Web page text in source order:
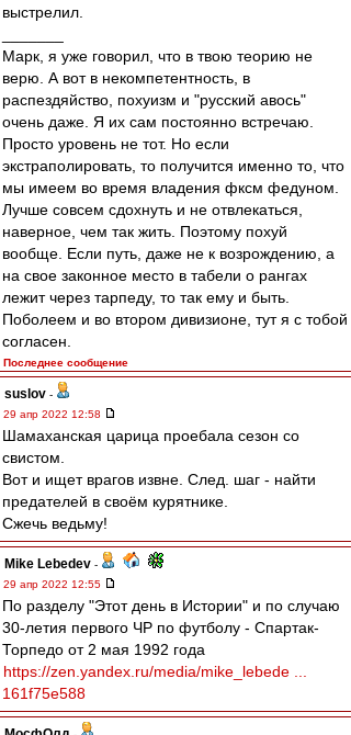
выстрелил.
Марк, я уже говорил, что в твою теорию не
верю. А вот в некомпетентность, в
распездяйство, похуизм и "русский авось"
очень даже. Я их сам постоянно встречаю.
Просто уровень не тот. Но если
экстраполировать, то получится именно то, что
мы имеем во время владения фксм федуном.
Лучше совсем сдохнуть и не отвлекаться,
наверное, чем так жить. Поэтому похуй
вообще. Если путь, даже не к возрождению, а
на свое законное место в табели о рангах
лежит через тарпеду, то так ему и быть.
Поболеем и во втором дивизионе, тут я с тобой
согласен.
Последнее сообщение
suslov -
29 апр 2022 12:58
Шамаханская царица проебала сезон со
свистом.
Вот и ищет врагов извне. След. шаг - найти
предателей в своём курятнике.
Сжечь ведьму!
Mike Lebedev -
29 апр 2022 12:55
По разделу "Этот день в Истории" и по случаю
30-летия первого ЧР по футболу - Спартак-
Торпедо от 2 мая 1992 года
https://zen.yandex.ru/media/mike_lebede ...
161f75e588